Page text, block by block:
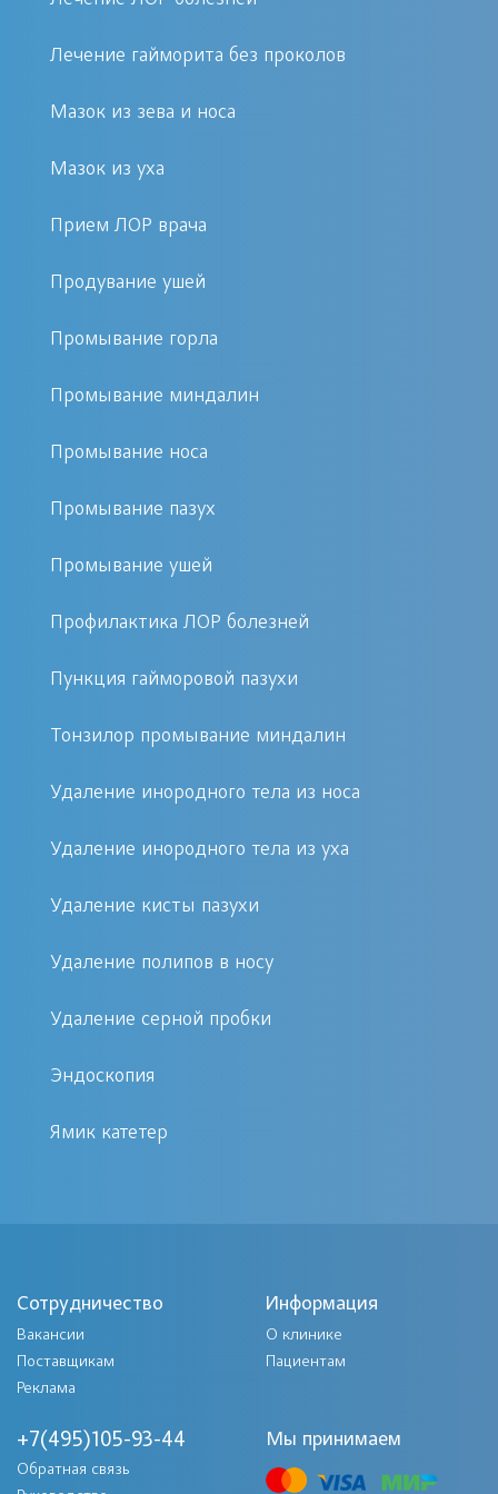
начинает выделяться зелено-желтая
несколько дней наступает острый
гуще, в нем начинают активно
делиться и размножаться патогенные
неприятное амбре.
Кроме типичных симптомов болезни
можно выделить и общеклинические
признаки, они присущи почти всем
типам гнойных воспалений в полости
Понижение работоспособности.
Затрудненное дыхание носом.
Дискомфорт в параорбитальной
При обращении больного в ЛОР-
кабинет частной клиники «Первый
Доктор», находящейся в Москве,
консультацию, включающую осмотр,
симптоматики, позволяющей
заподозрить гнойный гайморит.
С целью уточнения диагноза
придаточных пазух. Таким образом
определяют количество экссудата в
полостях.
Как только будет установлен диагноз
и степень развития заболевания –
Лечение гайморита без проколов
Мазок из зева и носа
Мазок из уха
Прием ЛОР врача
Продувание ушей
Промывание горла
Промывание миндалин
Промывание носа
Промывание пазух
Промывание ушей
Профилактика ЛОР болезней
Пункция гайморовой пазухи
Тонзилор промывание миндалин
Удаление инородного тела из носа
Удаление инородного тела из уха
Удаление кисты пазухи
Удаление полипов в носу
Удаление серной пробки
Эндоскопия
Ямик катетер
Сотрудничество
Вакансии
Поставщикам
Реклама
Информация
О клинике
Пациентам
+7(495)105-93-44
Обратная связь
Мы принимаем